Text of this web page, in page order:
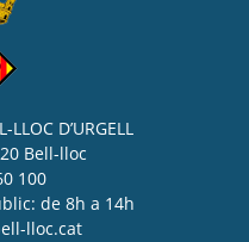
LLOC D’URGELL
Bell-lloc
100
de 8h a 14h
lloc.cat